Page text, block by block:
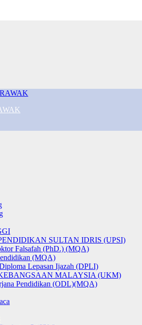
SULTAN IDRIS (UPSI)
Falsafah (PhD.) (MQA)
(MQA)
Lepasan Ijazah (DPLI)
MALAYSIA (UKM)
Pendidikan (ODL)(MQA)